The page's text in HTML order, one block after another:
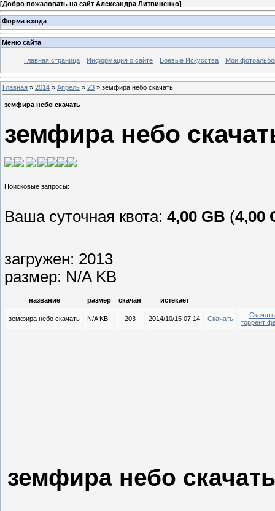
[Добро пожаловать на сайт Александра Литвиненко]
Форма входа
Меню сайта
Главная страница Информация о сайте Боевые Искусства Мои
Главная » 2014 » Апрель » 23 » земфира небо скачать
земфира небо скачать
земфира небо
Ваша суточная квота: 4,00 GB (4,00
загружен: 2013
размер: N/A KB
название размер скачан истекает
земфира небо скачать N/A KB 203 2014/10/15 07:14 Скачать
Скачать
торрент
земфира небо скачать